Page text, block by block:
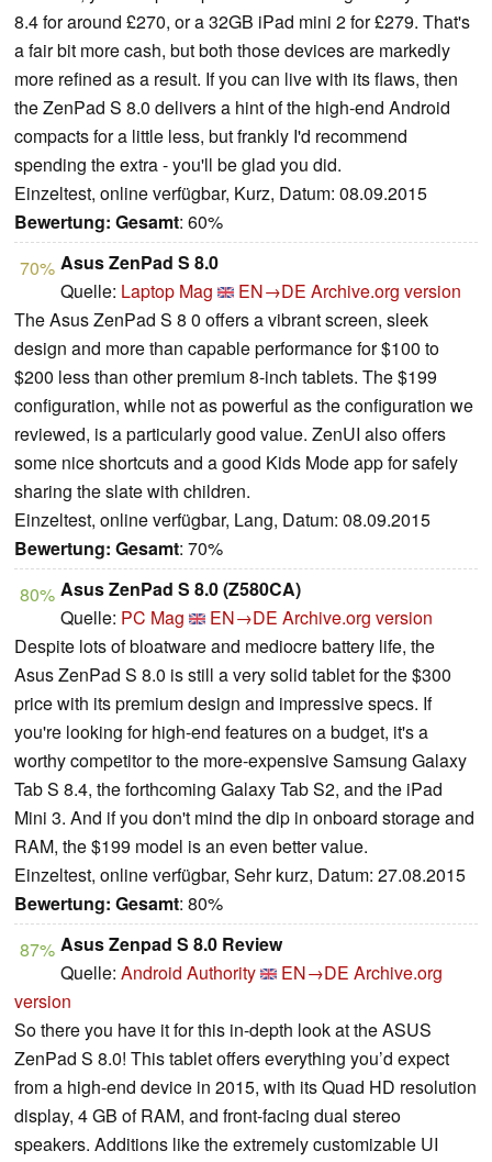
8.4 for around £270, or a 32GB iPad mini 2 for £279. That's
a fair bit more cash, but both those devices are markedly
more refined as a result. If you can live with its flaws, then
the ZenPad S 8.0 delivers a hint of the high-end Android
compacts for a little less, but frankly I'd recommend
spending the extra - you'll be glad you did.
Einzeltest, online verfügbar, Kurz, Datum: 08.09.2015
Bewertung: Gesamt: 60%
70% Asus ZenPad S 8.0
Quelle: Laptop Mag EN→DE Archive.org version
The Asus ZenPad S 8 0 offers a vibrant screen, sleek
design and more than capable performance for $100 to
$200 less than other premium 8-inch tablets. The $199
configuration, while not as powerful as the configuration we
reviewed, is a particularly good value. ZenUI also offers
some nice shortcuts and a good Kids Mode app for safely
sharing the slate with children.
Einzeltest, online verfügbar, Lang, Datum: 08.09.2015
Bewertung: Gesamt: 70%
80% Asus ZenPad S 8.0 (Z580CA)
Quelle: PC Mag EN→DE Archive.org version
Despite lots of bloatware and mediocre battery life, the
Asus ZenPad S 8.0 is still a very solid tablet for the $300
price with its premium design and impressive specs. If
you're looking for high-end features on a budget, it's a
worthy competitor to the more-expensive Samsung Galaxy
Tab S 8.4, the forthcoming Galaxy Tab S2, and the iPad
Mini 3. And if you don't mind the dip in onboard storage and
RAM, the $199 model is an even better value.
Einzeltest, online verfügbar, Sehr kurz, Datum: 27.08.2015
Bewertung: Gesamt: 80%
87% Asus Zenpad S 8.0 Review
Quelle: Android Authority EN→DE Archive.org
version
So there you have it for this in-depth look at the ASUS
ZenPad S 8.0! This tablet offers everything you’d expect
from a high-end device in 2015, with its Quad HD resolution
display, 4 GB of RAM, and front-facing dual stereo
speakers. Additions like the extremely customizable UI